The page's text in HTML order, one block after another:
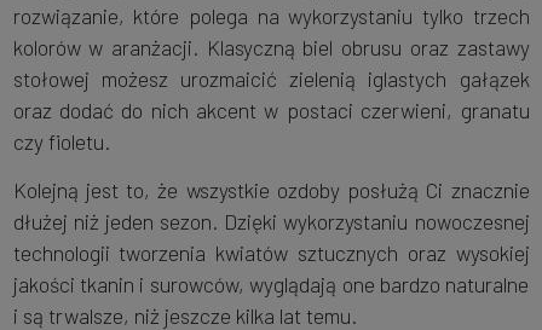
rozwiązanie, które polega na wykorzystaniu tylko trzech
kolorów w aranżacji. Klasyczną biel obrusu oraz zastawy
stołowej możesz urozmaicić zielenią iglastych gałązek
oraz dodać do nich akcent w postaci czerwieni, granatu
czy fioletu.
Kolejną jest to, że wszystkie ozdoby posłużą Ci znacznie
dłużej niż jeden sezon. Dzięki wykorzystaniu nowoczesnej
technologii tworzenia kwiatów sztucznych oraz wysokiej
jakości tkanin i surowców, wyglądają one bardzo naturalne
i są trwalsze, niż jeszcze kilka lat temu.